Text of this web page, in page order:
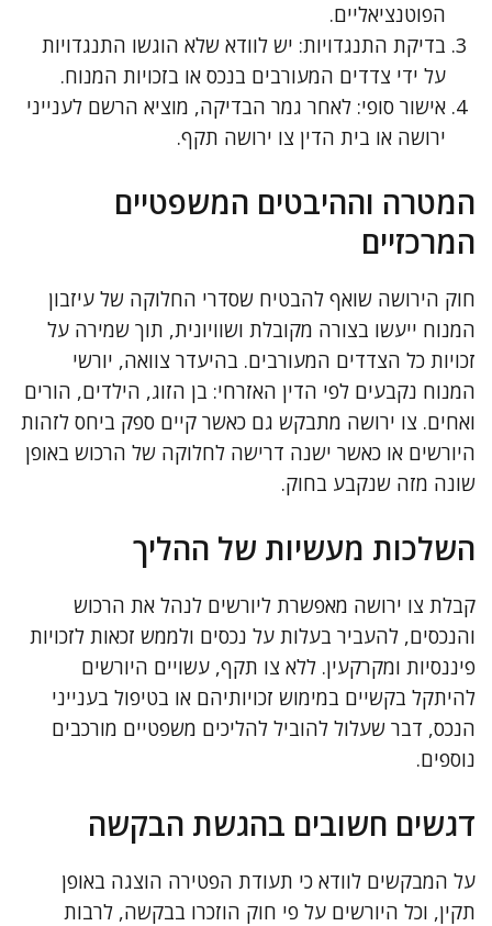
הפוטנציאליים.
בדיקת התנגדויות: יש לוודא שלא הוגשו התנגדויות
על ידי צדדים המעורבים בנכס או בזכויות המנוח.
אישור סופי: לאחר גמר הבדיקה, מוציא הרשם לענייני
ירושה או בית הדין צו ירושה תקף.
המטרה וההיבטים המשפטיים
המרכזיים
חוק הירושה שואף להבטיח שסדרי החלוקה של עיזבון
המנוח ייעשו בצורה מקובלת ושוויונית, תוך שמירה על
זכויות כל הצדדים המעורבים. בהיעדר צוואה, יורשי
המנוח נקבעים לפי הדין האזרחי: בן הזוג, הילדים, הורים
ואחים. צו ירושה מתבקש גם כאשר קיים ספק ביחס לזהות
היורשים או כאשר ישנה דרישה לחלוקה של הרכוש באופן
שונה מזה שנקבע בחוק.
השלכות מעשיות של ההליך
קבלת צו ירושה מאפשרת ליורשים לנהל את הרכוש
והנכסים, להעביר בעלות על נכסים ולממש זכאות לזכויות
פיננסיות ומקרקעין. ללא צו תקף, עשויים היורשים
להיתקל בקשיים במימוש זכויותיהם או בטיפול בענייני
הנכס, דבר שעלול להוביל להליכים משפטיים מורכבים
נוספים.
דגשים חשובים בהגשת הבקשה
על המבקשים לוודא כי תעודת הפטירה הוצגה באופן
תקין, וכל היורשים על פי חוק הוזכרו בבקשה, לרבות